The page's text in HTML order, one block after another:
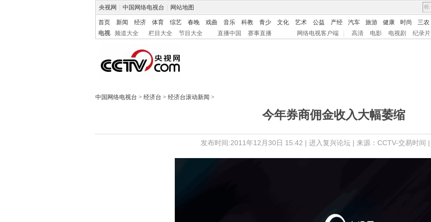
央视网 中国网络电视台 网站地图
首页 新闻 经济 体育 综艺 春晚 戏曲 音乐 科教 青少 文化 艺术 公益 产经 汽车 旅游 健康 时尚 三农
电视
频道大全 栏目大全 节目大全 直播中国 赛事直播 网络电视客户端 高清 电影 电视剧 纪录片
中国网络电视台 > 经济台 > 经济台滚动新闻 >
今年券商佣金收入大幅萎缩
发布时间:2011年12月30日 15:42 | 进入复兴论坛 | 来源：CCTV-交易时间 |